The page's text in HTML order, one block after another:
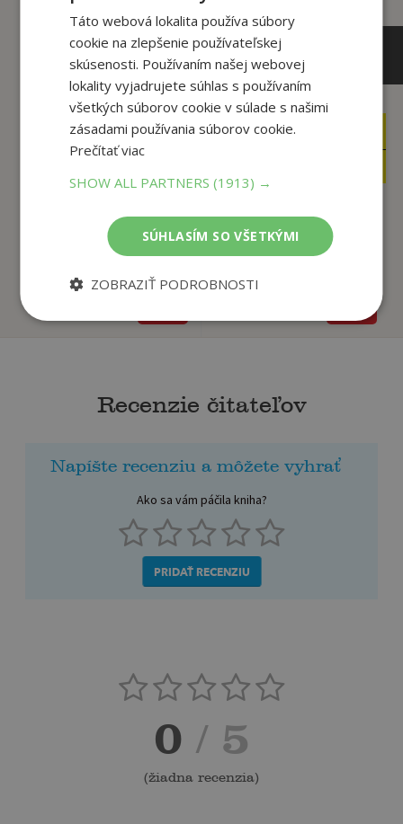
6
Poník Pejko
Dobrodružstvá za
plotom
Leah mimo rytmu
Becky Albertalli
Recenzie čitateľov
Napíšte recenziu a môžete vyhrať
Ako sa vám páčila kniha?
PRIDAŤ RECENZIU
0 / 5
(žiadna recenzia)
Táto webová lokalita používa súbory
cookie na zlepšenie používateľskej
skúsenosti. Používaním našej webovej
lokality vyjadrujete súhlas s používaním
všetkých súborov cookie v súlade s našimi
zásadami používania súborov cookie.
Prečítať viac
SHOW ALL PARTNERS(1913) →
SÚHLASÍM SO VŠETKÝMI
ZOBRAZIŤ PODROBNOSTI